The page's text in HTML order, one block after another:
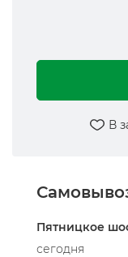
В
Пятницкое
сегодня